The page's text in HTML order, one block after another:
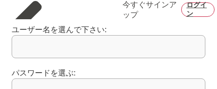
今すぐサインア
ップ
ログイ
ン
ユーザー名を選んで下さい:
パスワードを選ぶ: